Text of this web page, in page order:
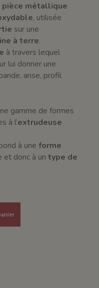
pièce métallique
, utilisée
sur une
à terre.
à travers lequel
lui donner une
anse, profil
gamme de formes
à l’extrudeuse
à uneforme
et donc à untype de